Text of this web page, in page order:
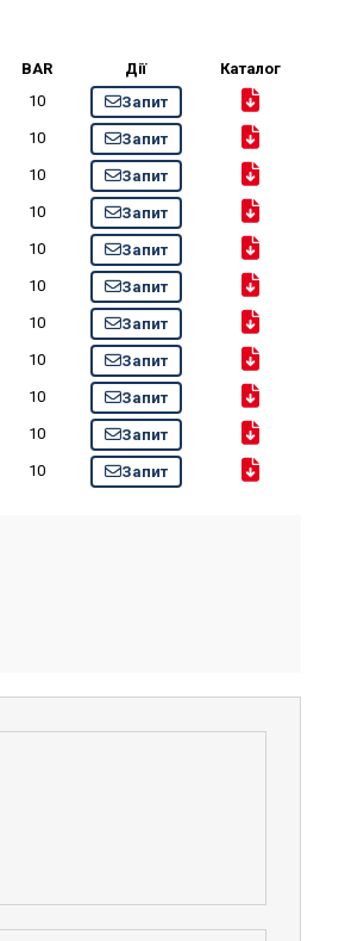
BAR Дії
Каталог
10
Запит
10
Запит
10
Запит
10
Запит
10
Запит
10
Запит
10
Запит
10
Запит
10
Запит
10
Запит
10 Запит